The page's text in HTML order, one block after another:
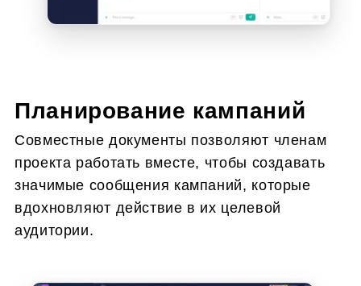
Планирование кампаний
Совместные документы позволяют членам
проекта работать вместе, чтобы создавать
значимые сообщения кампаний, которые
вдохновляют действие в их целевой
аудитории.